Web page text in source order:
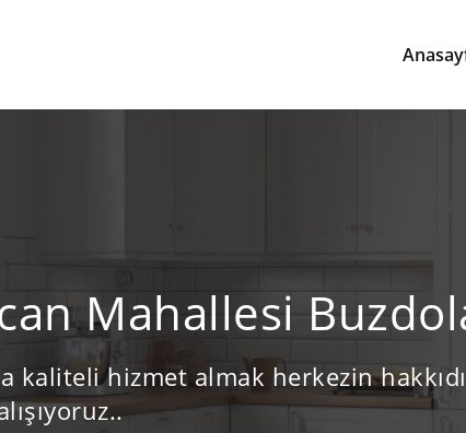
Mahallesi
kaliteli hizmet almak herkezin